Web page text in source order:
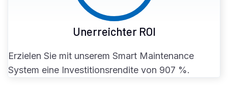
Unerreichter ROI
Erzielen Sie mit unserem Smart Maintenance
System eine Investitionsrendite von 907 %.